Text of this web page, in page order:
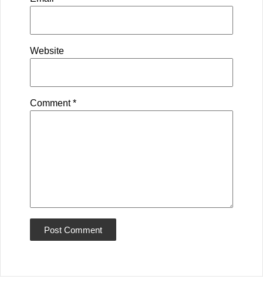
Website
Comment*